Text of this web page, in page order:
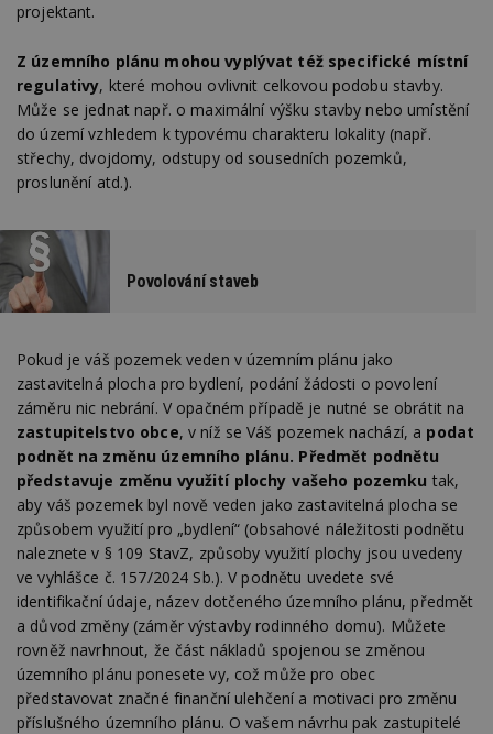
projektant.
Z územního plánu mohou vyplývat též specifické místní
regulativy, které mohou ovlivnit celkovou podobu stavby.
Může se jednat např. o maximální výšku stavby nebo umístění
do území vzhledem k typovému charakteru lokality (např.
střechy, dvojdomy, odstupy od sousedních pozemků,
proslunění atd.).
Povolování staveb
Pokud je váš pozemek veden v územním plánu jako
zastavitelná plocha pro bydlení, podání žádosti o povolení
záměru nic nebrání. V opačném případě je nutné se obrátit na
zastupitelstvo obce, v níž se Váš pozemek nachází, a podat
podnět na změnu územního plánu. Předmět podnětu
představuje změnu využití plochy vašeho pozemku tak,
aby váš pozemek byl nově veden jako zastavitelná plocha se
způsobem využití pro „bydlení“ (obsahové náležitosti podnětu
naleznete v § 109 StavZ, způsoby využití plochy jsou uvedeny
ve vyhlášce č. 157/2024 Sb.). V podnětu uvedete své
identifikační údaje, název dotčeného územního plánu, předmět
a důvod změny (záměr výstavby rodinného domu). Můžete
rovněž navrhnout, že část nákladů spojenou se změnou
územního plánu ponesete vy, což může pro obec
představovat značné finanční ulehčení a motivaci pro změnu
příslušného územního plánu. O vašem návrhu pak zastupitelé